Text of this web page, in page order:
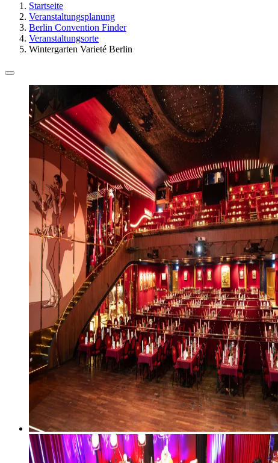
Favoriten
Startseite
Veranstaltungsplanung
Berlin Convention Finder
Veranstaltungsorte
Wintergarten Varieté Berlin